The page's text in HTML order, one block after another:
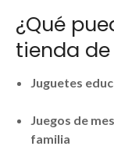
¿Qué
tienda
Juguetes
Juegos de
familia